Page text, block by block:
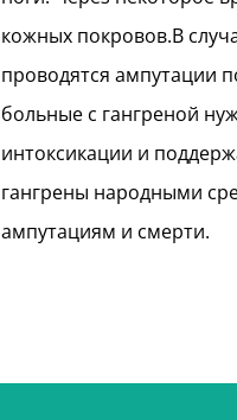
кожных покровов.В
проводятся ампутации
больные с гангреной
интоксикации и
гангрены народными
ампутациям и смерти.